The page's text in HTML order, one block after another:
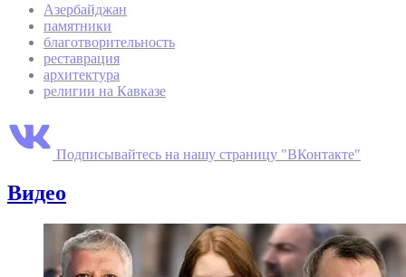
Азербайджан
памятники
благотворительность
реставрация
архитектура
религии на Кавказе
Подписывайтесь на нашу страницу "ВКонтакте"
Видео